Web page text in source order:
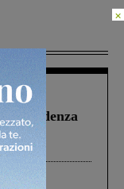
scadenza
“Un
×